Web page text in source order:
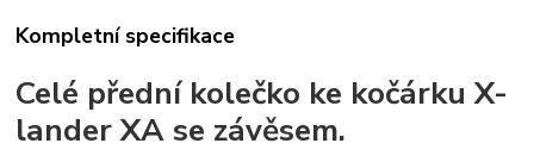
Kompletní specifikace
Celé přední kolečko ke kočárku X-
lander XA se závěsem.